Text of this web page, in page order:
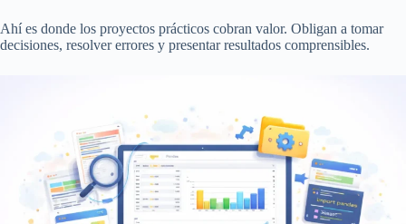
Ahí es donde los proyectos prácticos cobran valor. Obligan a tomar
decisiones, resolver errores y presentar resultados comprensibles.